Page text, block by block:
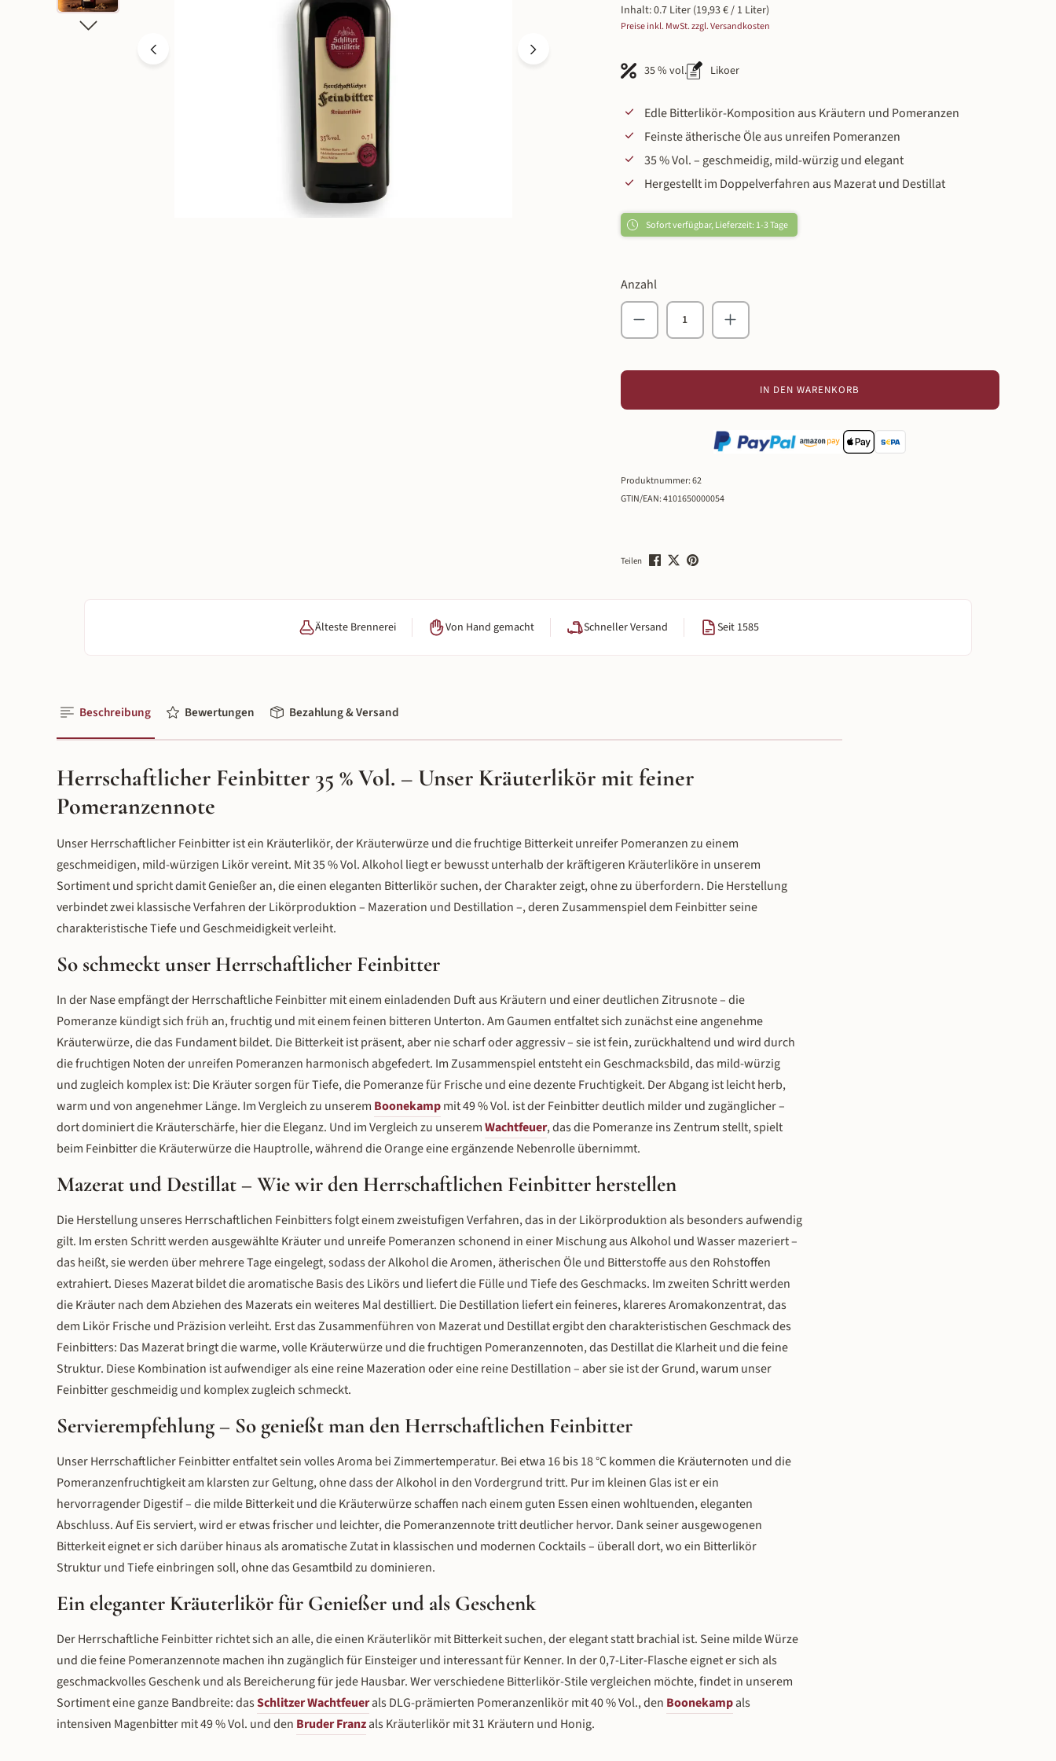
Inhalt:0.7 Liter (19,93 € / 1 Liter)
Preise inkl. MwSt. zzgl. Versandkosten
35 % vol. Likoer
Edle Bitterlikör-Komposition aus Kräutern und Pomeranzen
Feinste ätherische Öle aus unreifen Pomeranzen
35 % Vol. – geschmeidig, mild-würzig und elegant
Hergestellt im Doppelverfahren aus Mazerat und Destillat
Sofort verfügbar, Lieferzeit: 1-3 Tage
Anzahl
Produkt Anzahl: Gib den gewünschten Wert ein oder
IN DEN WARENKORB
Produktnummer:62
GTIN/EAN:4101650000054
Teilen
Älteste Brennerei Von Hand gemacht Schneller Versand Seit 1585
Beschreibung Bewertungen Bezahlung & Versand
Herrschaftlicher Feinbitter 35 % Vol. – Unser Kräuterlikör mit feiner
Pomeranzennote
Unser Herrschaftlicher Feinbitter ist ein Kräuterlikör, der Kräuterwürze und die fruchtige Bitterkeit unreifer Pomeranzen zu einem
geschmeidigen, mild-würzigen Likör vereint. Mit 35 % Vol. Alkohol liegt er bewusst unterhalb der kräftigeren Kräuterliköre in unserem
Sortiment und spricht damit Genießer an, die einen eleganten Bitterlikör suchen, der Charakter zeigt, ohne zu überfordern. Die Herstellung
verbindet zwei klassische Verfahren der Likörproduktion – Mazeration und Destillation –, deren Zusammenspiel dem Feinbitter seine
charakteristische Tiefe und Geschmeidigkeit verleiht.
So schmeckt unser Herrschaftlicher Feinbitter
In der Nase empfängt der Herrschaftliche Feinbitter mit einem einladenden Duft aus Kräutern und einer deutlichen Zitrusnote – die
Pomeranze kündigt sich früh an, fruchtig und mit einem feinen bitteren Unterton. Am Gaumen entfaltet sich zunächst eine angenehme
Kräuterwürze, die das Fundament bildet. Die Bitterkeit ist präsent, aber nie scharf oder aggressiv – sie ist fein, zurückhaltend und wird durch
die fruchtigen Noten der unreifen Pomeranzen harmonisch abgefedert. Im Zusammenspiel entsteht ein Geschmacksbild, das mild-würzig
und zugleich komplex ist: Die Kräuter sorgen für Tiefe, die Pomeranze für Frische und eine dezente Fruchtigkeit. Der Abgang ist leicht herb,
warm und von angenehmer Länge. Im Vergleich zu unserem Boonekampmit 49 % Vol. ist der Feinbitter deutlich milder und zugänglicher –
dort dominiert die Kräuterschärfe, hier die Eleganz. Und im Vergleich zu unseremWachtfeuer, das die Pomeranze ins Zentrum stellt, spielt
beim Feinbitter die Kräuterwürze die Hauptrolle, während die Orange eine ergänzende Nebenrolle übernimmt.
Mazerat und Destillat – Wie wir den Herrschaftlichen Feinbitter herstellen
Die Herstellung unseres Herrschaftlichen Feinbitters folgt einem zweistufigen Verfahren, das in der Likörproduktion als besonders aufwendig
gilt. Im ersten Schritt werden ausgewählte Kräuter und unreife Pomeranzen schonend in einer Mischung aus Alkohol und Wasser mazeriert –
das heißt, sie werden über mehrere Tage eingelegt, sodass der Alkohol die Aromen, ätherischen Öle und Bitterstoffe aus den Rohstoffen
extrahiert. Dieses Mazerat bildet die aromatische Basis des Likörs und liefert die Fülle und Tiefe des Geschmacks. Im zweiten Schritt werden
die Kräuter nach dem Abziehen des Mazerats ein weiteres Mal destilliert. Die Destillation liefert ein feineres, klareres Aromakonzentrat, das
dem Likör Frische und Präzision verleiht. Erst das Zusammenführen von Mazerat und Destillat ergibt den charakteristischen Geschmack des
Feinbitters: Das Mazerat bringt die warme, volle Kräuterwürze und die fruchtigen Pomeranzennoten, das Destillat die Klarheit und die feine
Struktur. Diese Kombination ist aufwendiger als eine reine Mazeration oder eine reine Destillation – aber sie ist der Grund, warum unser
Feinbitter geschmeidig und komplex zugleich schmeckt.
Servierempfehlung – So genießt man den Herrschaftlichen Feinbitter
Unser Herrschaftlicher Feinbitter entfaltet sein volles Aroma bei Zimmertemperatur. Bei etwa 16 bis 18 °C kommen die Kräuternoten und die
Pomeranzenfruchtigkeit am klarsten zur Geltung, ohne dass der Alkohol in den Vordergrund tritt. Pur im kleinen Glas ist er ein
hervorragender Digestif – die milde Bitterkeit und die Kräuterwürze schaffen nach einem guten Essen einen wohltuenden, eleganten
Abschluss. Auf Eis serviert, wird er etwas frischer und leichter, die Pomeranzennote tritt deutlicher hervor. Dank seiner ausgewogenen
Bitterkeit eignet er sich darüber hinaus als aromatische Zutat in klassischen und modernen Cocktails – überall dort, wo ein Bitterlikör
Struktur und Tiefe einbringen soll, ohne das Gesamtbild zu dominieren.
Ein eleganter Kräuterlikör für Genießer und als Geschenk
Der Herrschaftliche Feinbitter richtet sich an alle, die einen Kräuterlikör mit Bitterkeit suchen, der elegant statt brachial ist. Seine milde Würze
und die feine Pomeranzennote machen ihn zugänglich für Einsteiger und interessant für Kenner. In der 0,7-Liter-Flasche eignet er sich als
geschmackvolles Geschenk und als Bereicherung für jede Hausbar. Wer verschiedene Bitterlikör-Stile vergleichen möchte, findet in unserem
Sortiment eine ganze Bandbreite: dasSchlitzer Wachtfeuerals DLG-prämierten Pomeranzenlikör mit 40 % Vol., den Boonekampals
intensiven Magenbitter mit 49 % Vol. und den Bruder Franzals Kräuterlikör mit 31 Kräutern und Honig.